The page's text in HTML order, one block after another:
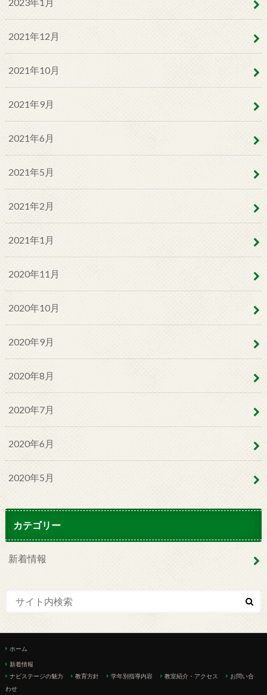
2021年12月
2021年10月
2021年9月
2021年6月
2021年5月
2021年2月
2021年1月
2020年11月
2020年10月
2020年9月
2020年8月
2020年7月
2020年6月
2020年5月
カテゴリー
新着情報
ホーム
新着情報
ナビステージの魅力
教育方針 学年別指導内容 教室紹介・アクセス
お問い合
わせ